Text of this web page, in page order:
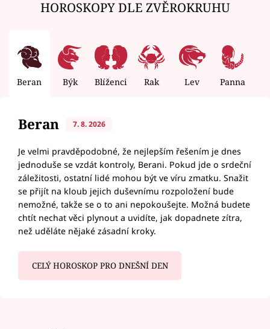
HOROSKOPY DLE ZVĚROKRUHU
Beran Býk Blíženci Rak Lev Panna
Beran 7. 8. 2026
Je velmi pravděpodobné, že nejlepším řešením je dnes
jednoduše se vzdát kontroly, Berani. Pokud jde o srdeční
záležitosti, ostatní lidé mohou být ve víru zmatku. Snažit
se přijít na kloub jejich duševnímu rozpoložení bude
nemožné, takže se o to ani nepokoušejte. Možná budete
chtít nechat věci plynout a uvidíte, jak dopadnete zítra,
než uděláte nějaké zásadní kroky.
CELÝ HOROSKOP PRO DNEŠNÍ DEN